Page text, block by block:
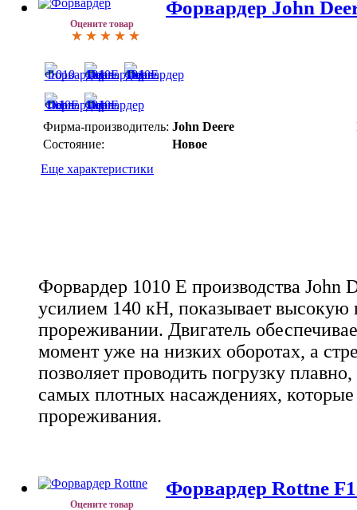
Оцените товар
Форвардер John
Фирма-производитель: John Deere
Состояние:
Новое
Еще характеристики
Форвардер 1010 Е производства John
усилием 140 кН, показывает высокую
прореживании. Двигатель
момент уже на низких оборотах, а
позволяет проводить погрузку
самых плотных насаждениях,
прореживания.
Оцените товар
Форвардер Rottne